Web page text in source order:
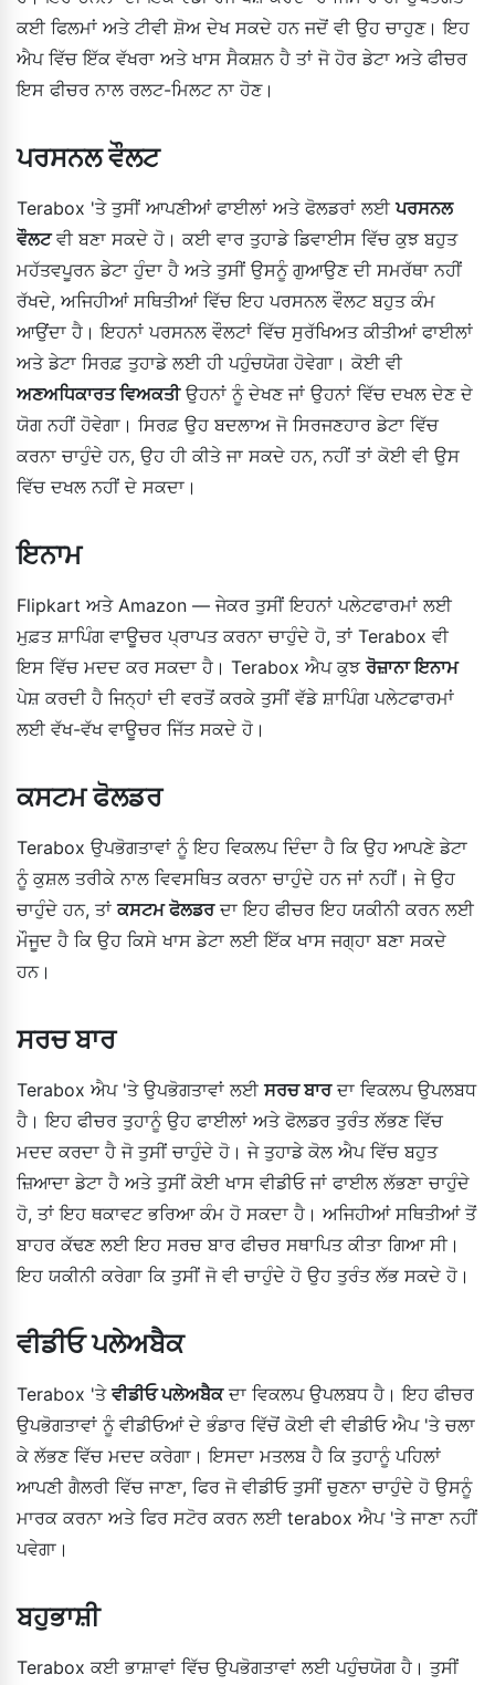
ਕਈ ਫਿਲਮਾਂ ਅਤੇ ਟੀਵੀ ਸ਼ੋਅ ਦੇਖ ਸਕਦੇ ਹਨ ਜਦੋਂ ਵੀ ਉਹ ਚਾਹੁਣ। ਇਹ
ਐਪ ਵਿੱਚ ਇੱਕ ਵੱਖਰਾ ਅਤੇ ਖਾਸ ਸੈਕਸ਼ਨ ਹੈ ਤਾਂ ਜੋ ਹੋਰ ਡੇਟਾ ਅਤੇ ਫੀਚਰ
ਇਸ ਫੀਚਰ ਨਾਲ ਰਲਟ-ਮਿਲਟ ਨਾ ਹੋਣ।
ਪਰਸਨਲ ਵੌਲਟ
Terabox 'ਤੇ ਤੁਸੀਂ ਆਪਣੀਆਂ ਫਾਈਲਾਂ ਅਤੇ ਫੋਲਡਰਾਂ ਲਈਪਰਸਨਲ
ਵੌਲਟਵੀ ਬਣਾ ਸਕਦੇ ਹੋ। ਕਈ ਵਾਰ ਤੁਹਾਡੇ ਡਿਵਾਈਸ ਵਿੱਚ ਕੁਝ ਬਹੁਤ
ਮਹੱਤਵਪੂਰਨ ਡੇਟਾ ਹੁੰਦਾ ਹੈ ਅਤੇ ਤੁਸੀਂ ਉਸਨੂੰ ਗੁਆਉਣ ਦੀ ਸਮਰੱਥਾ ਨਹੀਂ
ਰੱਖਦੇ, ਅਜਿਹੀਆਂ ਸਥਿਤੀਆਂ ਵਿੱਚ ਇਹ ਪਰਸਨਲ ਵੌਲਟ ਬਹੁਤ ਕੰਮ
ਆਉਂਦਾ ਹੈ। ਇਹਨਾਂ ਪਰਸਨਲ ਵੌਲਟਾਂ ਵਿੱਚ ਸੁਰੱਖਿਅਤ ਕੀਤੀਆਂ ਫਾਈਲਾਂ
ਅਤੇ ਡੇਟਾ ਸਿਰਫ਼ ਤੁਹਾਡੇ ਲਈ ਹੀ ਪਹੁੰਚਯੋਗ ਹੋਵੇਗਾ। ਕੋਈ ਵੀ
ਅਣਅਧਿਕਾਰਤ ਵਿਅਕਤੀਉਹਨਾਂ ਨੂੰ ਦੇਖਣ ਜਾਂ ਉਹਨਾਂ ਵਿੱਚ ਦਖਲ ਦੇਣ ਦੇ
ਯੋਗ ਨਹੀਂ ਹੋਵੇਗਾ। ਸਿਰਫ਼ ਉਹ ਬਦਲਾਅ ਜੋ ਸਿਰਜਣਹਾਰ ਡੇਟਾ ਵਿੱਚ
ਕਰਨਾ ਚਾਹੁੰਦੇ ਹਨ, ਉਹ ਹੀ ਕੀਤੇ ਜਾ ਸਕਦੇ ਹਨ, ਨਹੀਂ ਤਾਂ ਕੋਈ ਵੀ ਉਸ
ਵਿੱਚ ਦਖਲ ਨਹੀਂ ਦੇ ਸਕਦਾ।
ਇਨਾਮ
Flipkart ਅਤੇ Amazon — ਜੇਕਰ ਤੁਸੀਂ ਇਹਨਾਂ ਪਲੇਟਫਾਰਮਾਂ ਲਈ
ਮੁਫ਼ਤ ਸ਼ਾਪਿੰਗ ਵਾਊਚਰ ਪ੍ਰਾਪਤ ਕਰਨਾ ਚਾਹੁੰਦੇ ਹੋ, ਤਾਂ Terabox ਵੀ
ਇਸ ਵਿੱਚ ਮਦਦ ਕਰ ਸਕਦਾ ਹੈ। Terabox ਐਪ ਕੁਝ ਰੋਜ਼ਾਨਾ ਇਨਾਮ
ਪੇਸ਼ ਕਰਦੀ ਹੈ ਜਿਨ੍ਹਾਂ ਦੀ ਵਰਤੋਂ ਕਰਕੇ ਤੁਸੀਂ ਵੱਡੇ ਸ਼ਾਪਿੰਗ ਪਲੇਟਫਾਰਮਾਂ
ਲਈ ਵੱਖ-ਵੱਖ ਵਾਊਚਰ ਜਿੱਤ ਸਕਦੇ ਹੋ।
ਕਸਟਮ ਫੋਲਡਰ
Terabox ਉਪਭੋਗਤਾਵਾਂ ਨੂੰ ਇਹ ਵਿਕਲਪ ਦਿੰਦਾ ਹੈ ਕਿ ਉਹ ਆਪਣੇ ਡੇਟਾ
ਨੂੰ ਕੁਸ਼ਲ ਤਰੀਕੇ ਨਾਲ ਵਿਵਸਥਿਤ ਕਰਨਾ ਚਾਹੁੰਦੇ ਹਨ ਜਾਂ ਨਹੀਂ। ਜੇ ਉਹ
ਚਾਹੁੰਦੇ ਹਨ, ਤਾਂਕਸਟਮ ਫੋਲਡਰਦਾ ਇਹ ਫੀਚਰ ਇਹ ਯਕੀਨੀ ਕਰਨ ਲਈ
ਮੌਜੂਦ ਹੈ ਕਿ ਉਹ ਕਿਸੇ ਖਾਸ ਡੇਟਾ ਲਈ ਇੱਕ ਖਾਸ ਜਗ੍ਹਾ ਬਣਾ ਸਕਦੇ
ਹਨ।
ਸਰਚ ਬਾਰ
Terabox ਐਪ 'ਤੇ ਉਪਭੋਗਤਾਵਾਂ ਲਈ ਸਰਚ ਬਾਰਦਾ ਵਿਕਲਪ ਉਪਲਬਧ
ਹੈ। ਇਹ ਫੀਚਰ ਤੁਹਾਨੂੰ ਉਹ ਫਾਈਲਾਂ ਅਤੇ ਫੋਲਡਰ ਤੁਰੰਤ ਲੱਭਣ ਵਿੱਚ
ਮਦਦ ਕਰਦਾ ਹੈ ਜੋ ਤੁਸੀਂ ਚਾਹੁੰਦੇ ਹੋ। ਜੇ ਤੁਹਾਡੇ ਕੋਲ ਐਪ ਵਿੱਚ ਬਹੁਤ
ਜ਼ਿਆਦਾ ਡੇਟਾ ਹੈ ਅਤੇ ਤੁਸੀਂ ਕੋਈ ਖਾਸ ਵੀਡੀਓ ਜਾਂ ਫਾਈਲ ਲੱਭਣਾ ਚਾਹੁੰਦੇ
ਹੋ, ਤਾਂ ਇਹ ਥਕਾਵਟ ਭਰਿਆ ਕੰਮ ਹੋ ਸਕਦਾ ਹੈ। ਅਜਿਹੀਆਂ ਸਥਿਤੀਆਂ ਤੋਂ
ਬਾਹਰ ਕੱਢਣ ਲਈ ਇਹ ਸਰਚ ਬਾਰ ਫੀਚਰ ਸਥਾਪਿਤ ਕੀਤਾ ਗਿਆ ਸੀ।
ਇਹ ਯਕੀਨੀ ਕਰੇਗਾ ਕਿ ਤੁਸੀਂ ਜੋ ਵੀ ਚਾਹੁੰਦੇ ਹੋ ਉਹ ਤੁਰੰਤ ਲੱਭ ਸਕਦੇ ਹੋ।
ਵੀਡੀਓ ਪਲੇਅਬੈਕ
Terabox 'ਤੇ ਵੀਡੀਓ ਪਲੇਅਬੈਕਦਾ ਵਿਕਲਪ ਉਪਲਬਧ ਹੈ। ਇਹ ਫੀਚਰ
ਉਪਭੋਗਤਾਵਾਂ ਨੂੰ ਵੀਡੀਓਆਂ ਦੇ ਭੰਡਾਰ ਵਿੱਚੋਂ ਕੋਈ ਵੀ ਵੀਡੀਓ ਐਪ 'ਤੇ ਚਲਾ
ਕੇ ਲੱਭਣ ਵਿੱਚ ਮਦਦ ਕਰੇਗਾ। ਇਸਦਾ ਮਤਲਬ ਹੈ ਕਿ ਤੁਹਾਨੂੰ ਪਹਿਲਾਂ
ਆਪਣੀ ਗੈਲਰੀ ਵਿੱਚ ਜਾਣਾ, ਫਿਰ ਜੋ ਵੀਡੀਓ ਤੁਸੀਂ ਚੁਣਨਾ ਚਾਹੁੰਦੇ ਹੋ ਉਸਨੂੰ
ਮਾਰਕ ਕਰਨਾ ਅਤੇ ਫਿਰ ਸਟੋਰ ਕਰਨ ਲਈ terabox ਐਪ 'ਤੇ ਜਾਣਾ ਨਹੀਂ
ਪਵੇਗਾ।
ਬਹੁਭਾਸ਼ੀ
Terabox ਕਈ ਭਾਸ਼ਾਵਾਂ ਵਿੱਚ ਉਪਭੋਗਤਾਵਾਂ ਲਈ ਪਹੁੰਚਯੋਗ ਹੈ। ਤੁਸੀਂ